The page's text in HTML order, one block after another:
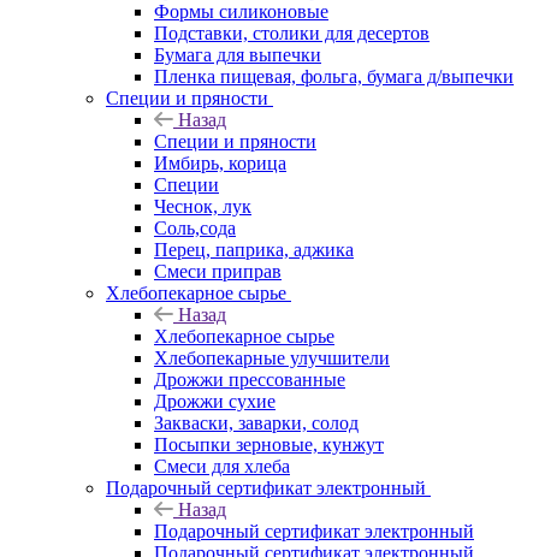
Формы силиконовые
Подставки, столики для десертов
Бумага для выпечки
Пленка пищевая, фольга, бумага д/выпечки
Специи и пряности
Назад
Специи и пряности
Имбирь, корица
Специи
Чеснок, лук
Соль,сода
Перец, паприка, аджика
Смеси приправ
Хлебопекарное сырье
Назад
Хлебопекарное сырье
Хлебопекарные улучшители
Дрожжи прессованные
Дрожжи сухие
Закваски, заварки, солод
Посыпки зерновые, кунжут
Смеси для хлеба
Подарочный сертификат электронный
Назад
Подарочный сертификат электронный
Подарочный сертификат электронный